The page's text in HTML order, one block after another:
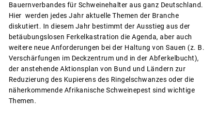
Bauernverbandes für Schweinehalter aus ganz Deutschland.
Hier werden jedes Jahr aktuelle Themen der Branche
diskutiert. In diesem Jahr bestimmt der Ausstieg aus der
betäubungslosen Ferkelkastration die Agenda, aber auch
weitere neue Anforderungen bei der Haltung von Sauen (z. B.
Verschärfungen im Deckzentrum und in der Abferkelbucht),
der anstehende Aktionsplan von Bund und Ländern zur
Reduzierung des Kupierens des Ringelschwanzes oder die
näherkommende Afrikanische Schweinepest sind wichtige
Themen.